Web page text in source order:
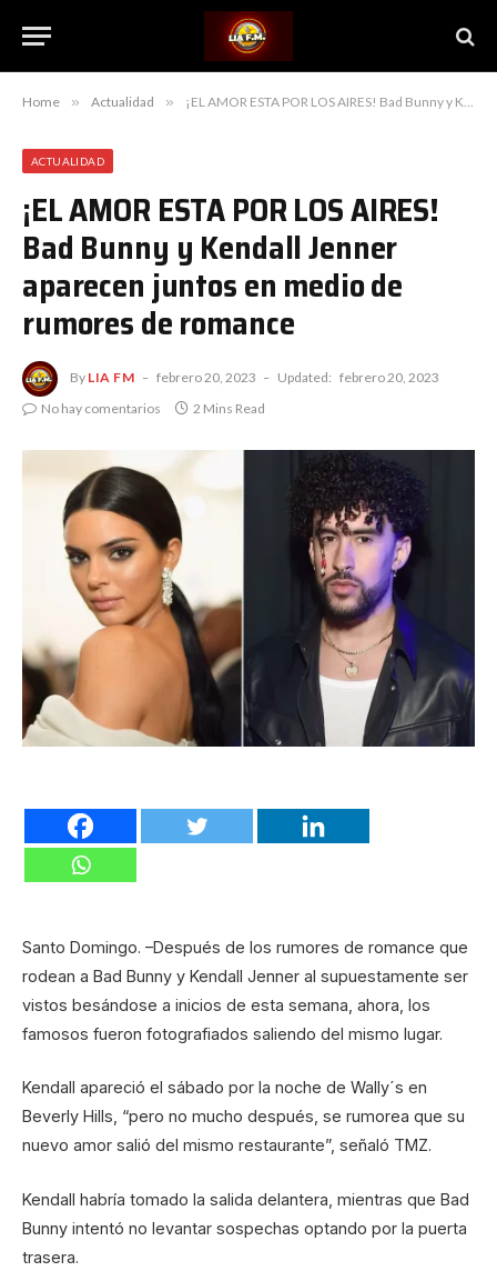
Home » Actualidad » ¡EL AMOR ESTA POR LOS AIRES! Bad Bunny y Kendall Jenner aparecen juntos en medio de rumores de romance
ACTUALIDAD
¡EL AMOR ESTA POR LOS AIRES!
Bad Bunny y Kendall Jenner
aparecen juntos en medio de
rumores de romance
By LIA FM febrero 20, 2023 Updated: febrero 20, 2023
No hay comentarios
2 Mins Read
Santo Domingo. –Después de los rumores de romance que
rodean a Bad Bunny y Kendall Jenner al supuestamente ser
vistos besándose a inicios de esta semana, ahora, los
famosos fueron fotografiados saliendo del mismo lugar.
Kendall apareció el sábado por la noche de Wally´s en
Beverly Hills, “pero no mucho después, se rumorea que su
nuevo amor salió del mismo restaurante”, señaló TMZ.
Kendall habría tomado la salida delantera, mientras que Bad
Bunny intentó no levantar sospechas optando por la puerta
trasera.